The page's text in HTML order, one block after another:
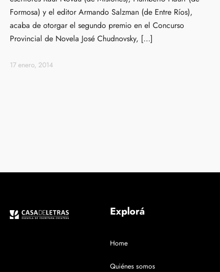
Formosa) y el editor Armando Salzman (de Entre Ríos),
acaba de otorgar el segundo premio en el Concurso
Provincial de Novela José Chudnovsky, […]
17 enero, 2014
Explorá
Home
Quiénes somos